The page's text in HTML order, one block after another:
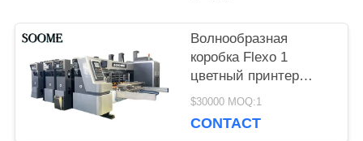
ПОЛИТИКА
УЕДИНЕНИЯ
Волнообразная
коробка Flexo 1
цветный принтер
Slotter Die Cutter для
пиццы
$30000 MOQ:1
CONTACT